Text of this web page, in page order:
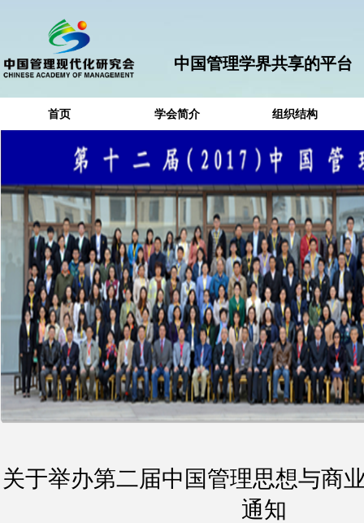
中国管理学界共享的平台
首页 学会简介 组织结构
关于举办第二届中国管理思想与商
通知